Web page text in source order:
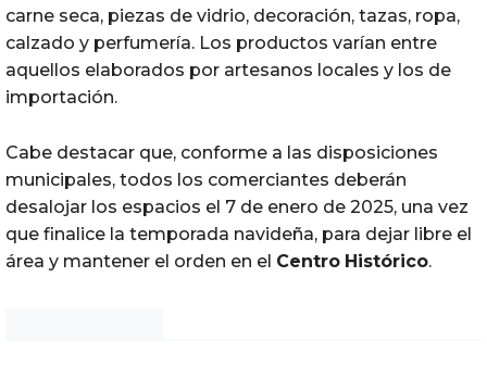
carne seca, piezas de vidrio, decoración, tazas, ropa,
calzado y perfumería. Los productos varían entre
aquellos elaborados por artesanos locales y los de
importación.
Cabe destacar que, conforme a las disposiciones
municipales, todos los comerciantes deberán
desalojar los espacios el 7 de enero de 2025, una vez
que finalice la temporada navideña, para dejar libre el
área y mantener el orden en el Centro Histórico.